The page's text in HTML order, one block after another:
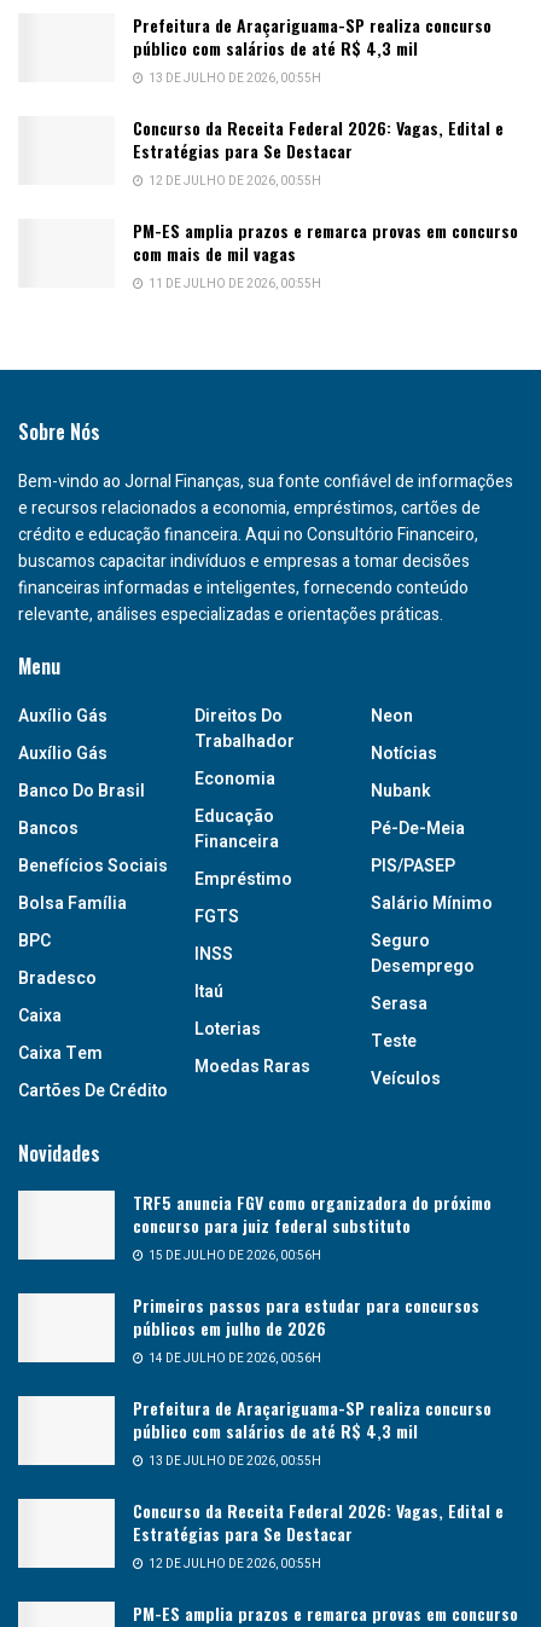
Prefeitura de Araçariguama-SP realiza concurso
público com salários de até R$ 4,3 mil
13 DE JULHO DE 2026, 00:55H
Concurso da Receita Federal 2026: Vagas, Edital e
Estratégias para Se Destacar
12 DE JULHO DE 2026, 00:55H
PM-ES amplia prazos e remarca provas em concurso
com mais de mil vagas
11 DE JULHO DE 2026, 00:55H
Sobre Nós
Bem-vindo ao Jornal Finanças, sua fonte confiável de informações
e recursos relacionados a economia, empréstimos, cartões de
crédito e educação financeira. Aqui no Consultório Financeiro,
buscamos capacitar indivíduos e empresas a tomar decisões
financeiras informadas e inteligentes, fornecendo conteúdo
relevante, análises especializadas e orientações práticas.
Menu
Auxílio Gás
Auxílio Gás
Banco Do Brasil
Bancos
Benefícios Sociais
Bolsa Família
BPC
Bradesco
Caixa
Caixa Tem
Cartões De Crédito
Direitos Do
Trabalhador
Economia
Educação
Financeira
Empréstimo
FGTS
INSS
Itaú
Loterias
Moedas Raras
Neon
Notícias
Nubank
Pé-De-Meia
PIS/PASEP
Salário Mínimo
Seguro
Desemprego
Serasa
Teste
Veículos
Novidades
TRF5 anuncia FGV como organizadora do próximo
concurso para juiz federal substituto
15 DE JULHO DE 2026, 00:56H
Primeiros passos para estudar para concursos
públicos em julho de 2026
14 DE JULHO DE 2026, 00:56H
Prefeitura de Araçariguama-SP realiza concurso
público com salários de até R$ 4,3 mil
13 DE JULHO DE 2026, 00:55H
Concurso da Receita Federal 2026: Vagas, Edital e
Estratégias para Se Destacar
12 DE JULHO DE 2026, 00:55H
PM-ES amplia prazos e remarca provas em concurso